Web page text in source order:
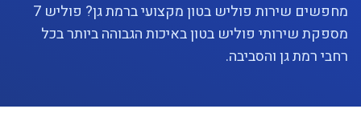
מחפשים שירות פוליש בטון מקצועי ברמת גן? פוליש 7
מספקת שירותי פוליש בטון באיכות הגבוהה ביותר בכל
רחבי רמת גן והסביבה.